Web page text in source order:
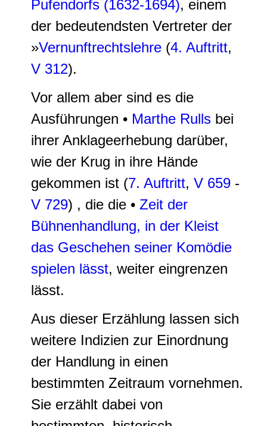
Pufendorfs (1632-1694), einem
der bedeutendsten Vertreter der
»Vernunftrechtslehre (4. Auftritt,
V 312).
Vor allem aber sind es die
Ausführungen • Marthe Rulls bei
ihrer Anklageerhebung darüber,
wie der Krug in ihre Hände
gekommen ist (7. Auftritt, V 659 -
V 729) , die die • Zeit der
Bühnenhandlung, in der Kleist
das Geschehen seiner Komödie
spielen lässt, weiter eingrenzen
lässt.
Aus dieser Erzählung lassen sich
weitere Indizien zur Einordnung
der Handlung in einen
bestimmten Zeitraum vornehmen.
Sie erzählt dabei von